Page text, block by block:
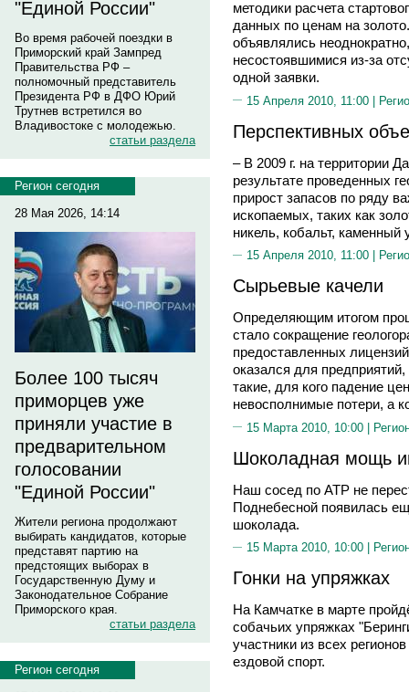
"Единой России"
Во время рабочей поездки в
Приморский край Зампред
Правительства РФ –
полномочный представитель
Президента РФ в ДФО Юрий
Трутнев встретился во
Владивостоке с молодежью.
статьи раздела
Регион сегодня
28 Мая 2026, 14:14
Более 100 тысяч
приморцев уже
приняли участие в
предварительном
голосовании
"Единой России"
Жители региона продолжают
выбирать кандидатов, которые
представят партию на
предстоящих выборах в
Государственную Думу и
Законодательное Собрание
Приморского края.
статьи раздела
Регион сегодня
методики расчета
данных по ценам на
объявлялись
несостоявшимися из-за
одной заявки.
15 Апреля 2010, 11:00 |
Перспективных
– В 2009 г. на территории
результате проведенных
прирост запасов по ряду
ископаемых, таких как
никель, кобальт, каменный
15 Апреля 2010, 11:00 |
Сырьевые качели
Определяющим итогом
стало сокращение
предоставленных
оказался для
такие, для кого падение
невосполнимые потери, а
15 Марта 2010, 10:00 |
Шоколадная мощь
Наш сосед по АТР не
Поднебесной появилась
шоколада.
15 Марта 2010, 10:00 |
Гонки на упряжках
На Камчатке в марте
собачьих упряжках
участники из всех
ездовой спорт.